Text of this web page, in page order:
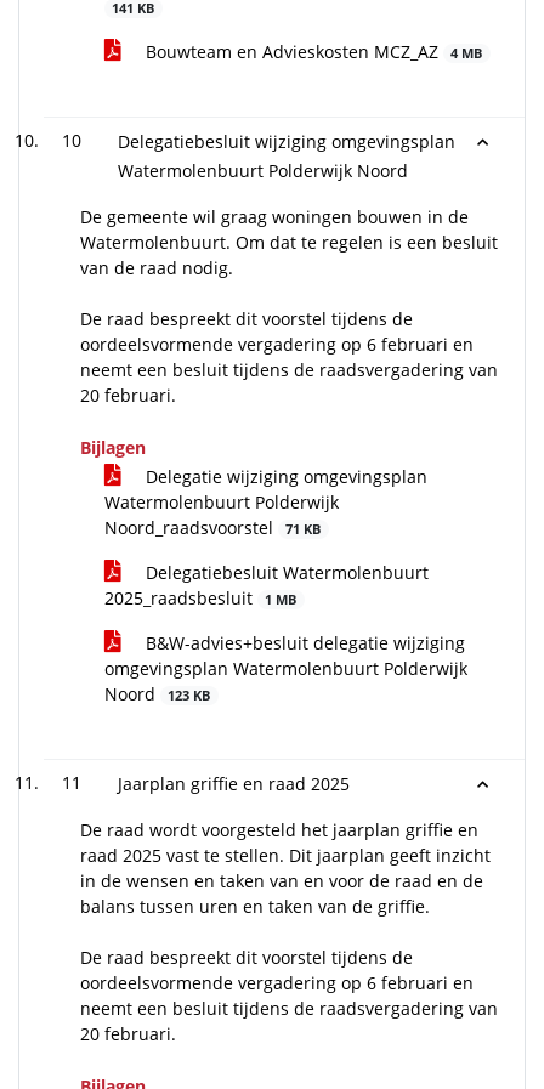
141 KB
Bouwteam en Advieskosten MCZ_AZ 4 MB
10
Delegatiebesluit wijziging omgevingsplan
Watermolenbuurt Polderwijk Noord
De gemeente wil graag woningen bouwen in de
Watermolenbuurt. Om dat te regelen is een besluit
van de raad nodig.
De raad bespreekt dit voorstel tijdens de
oordeelsvormende vergadering op 6 februari en
neemt een besluit tijdens de raadsvergadering van
20 februari.
Bijlagen
Delegatie wijziging omgevingsplan
Watermolenbuurt Polderwijk
Noord_raadsvoorstel
71 KB
Delegatiebesluit Watermolenbuurt
2025_raadsbesluit
1 MB
B&W-advies+besluit delegatie wijziging
omgevingsplan Watermolenbuurt Polderwijk
Noord
123 KB
11
Jaarplan griffie en raad 2025
De raad wordt voorgesteld het jaarplan griffie en
raad 2025 vast te stellen. Dit jaarplan geeft inzicht
in de wensen en taken van en voor de raad en de
balans tussen uren en taken van de griffie.
De raad bespreekt dit voorstel tijdens de
oordeelsvormende vergadering op 6 februari en
neemt een besluit tijdens de raadsvergadering van
20 februari.